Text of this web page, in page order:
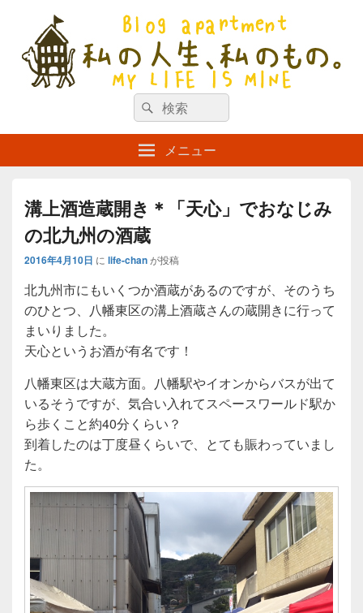
私の人生、私のもの。【新館】
検
索
対
象:
検
索
メニュー
溝上酒造蔵開き＊「天心」でおなじみ
の北九州の酒蔵
2016年4月10日 に life-chanが投稿
北九州市にもいくつか酒蔵があるのですが、そのうち
のひとつ、八幡東区の溝上酒蔵さんの蔵開きに行って
まいりました。
天心というお酒が有名です！
八幡東区は大蔵方面。八幡駅やイオンからバスが出て
いるそうですが、気合い入れてスペースワールド駅か
ら歩くこと約40分くらい？
到着したのは丁度昼くらいで、とても賑わっていまし
た。